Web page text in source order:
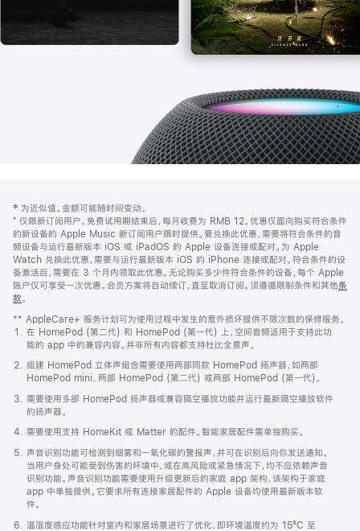
页
页
脚
注
‡ 为近似值。金额可能随时间变动。
⁺ 仅限新订阅用户。免费试用期结束后，每月收费为 RMB 12。优惠仅面向购买符合条件
的新设备的 Apple Music 新订阅用户限时提供。要兑换此优惠，需要将符合条件的音
频设备与运行最新版本 iOS 或 iPadOS 的 Apple 设备连接或配对。为 Apple
Watch 兑换此优惠，需要与运行最新版本 iOS 的 iPhone 连接或配对。符合条件的设
备激活后，需要在 3 个月内领取此优惠。无论购买多少件符合条件的设备，每个 Apple
账户仅可享受一次优惠。会员方案将自动续订，直至取消订阅。须遵循限制条件和其他条
款。
窗
口
中
打
开)
** AppleCare+ 服务计划可为使用过程中发生的意外损坏提供不限次数的保修服务。
在 HomePod (第二代) 和 HomePod (第一代) 上，空间音频适用于支持此功
能的 app 中的兼容内容。并非所有内容都支持杜比全景声。
组建 HomePod 立体声组合需要使用两部同款 HomePod 扬声器，如两部
HomePod mini、两部 HomePod (第二代) 或两部 HomePod (第一代)。
需要使用多部 HomePod 扬声器或兼容隔空播放功能并运行最新隔空播放软件
的扬声器。
需要使用支持 HomeKit 或 Matter 的配件。智能家居配件需单独购买。
声音识别功能可检测到烟雾和一氧化碳的警报声，并可在识别后向你发送通知。
当用户身处可能受到伤害的环境中，或在高风险或紧急情况下，均不应依赖声音
识别功能。声音识别功能需要使用升级更新后的家庭 app 架构，该架构于家庭
app 中单独提供。它要求所有连接家居配件的 Apple 设备均使用最新版本软
件。
温湿度感应功能针对室内和家居场景进行了优化，即环境温度约为 15ºC 至